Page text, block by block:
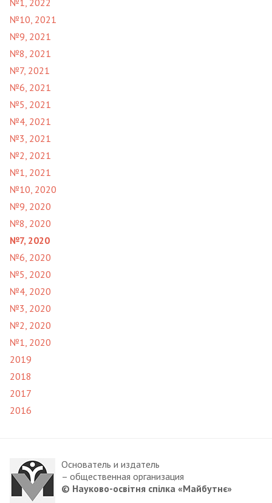
№1, 2022
№10, 2021
№9, 2021
№8, 2021
№7, 2021
№6, 2021
№5, 2021
№4, 2021
№3, 2021
№2, 2021
№1, 2021
№10, 2020
№9, 2020
№8, 2020
№7, 2020
№6, 2020
№5, 2020
№4, 2020
№3, 2020
№2, 2020
№1, 2020
2019
2018
2017
2016
Основатель и издатель
– общественная организация
© Науково-освітня спілка «Майбутнє»